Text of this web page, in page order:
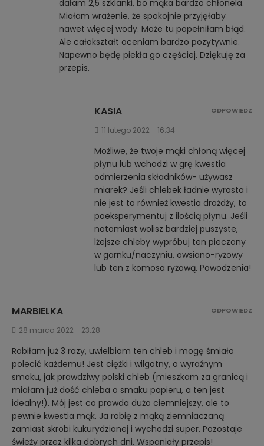
dałam 2,5 szklanki, bo mąka bardzo chłonela.
Miałam wrażenie, że spokojnie przyjęłaby
nawet więcej wody. Może tu popełniłam błąd.
Ale całokształt oceniam bardzo pozytywnie.
Napewno będę piekła go częściej. Dziękuję za
przepis.
KASIA
11 lutego 2022 - 16:34
Możliwe, że twoje mąki chłoną więcej
płynu lub wchodzi w grę kwestia
odmierzenia składników- używasz
miarek? Jeśli chlebek ładnie wyrasta i
nie jest to również kwestia drożdży, to
poeksperymentuj z ilością płynu. Jeśli
natomiast wolisz bardziej puszyste,
lżejsze chleby wypróbuj ten pieczony
w garnku/naczyniu, owsiano-ryżowy
lub ten z komosa ryżową. Powodzenia!
ODPOWIEDZ
MARBIELKA
28 marca 2022 - 23:28
Robiłam już 3 razy, uwielbiam ten chleb i mogę śmiało
polecić każdemu! Jest ciężki i wilgotny, o wyraźnym
smaku, jak prawdziwy polski chleb (mieszkam za granicą i
miałam już dość chleba o smaku papieru, a ten jest
idealny!). Mój jest co prawda dużo ciemniejszy, ale to
pewnie kwestia mąk. Ja robię z mąką ziemniaczaną
zamiast skrobi kukurydzianej i wychodzi super. Pozostaje
świeży przez kilka dobrych dni. Wspaniały przepis!
ODPOWIEDZ